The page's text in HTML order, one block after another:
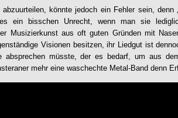
könnte jedoch ein Fehler sein, denn
ein bisschen Unrecht, wenn man sie
Musizierkunst aus oft guten Gründen mit
Visionen besitzen, ihr Liedgut ist
absprechen müsste, der es bedarf, um aus
mehr eine waschechte Metal-Band denn